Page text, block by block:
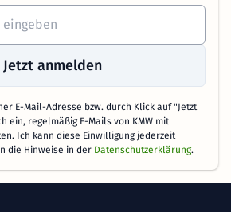
Jetzt anmelden
E-Mail-Adresse bzw. durch Klick auf "Jetzt
ein, regelmäßig E-Mails von KMW mit
Ich kann diese Einwilligung jederzeit
die Hinweise in der Datenschutzerklärung.